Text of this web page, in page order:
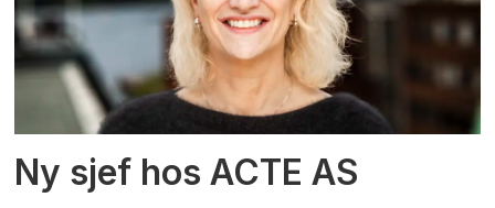
Ny sjef hos ACTE AS